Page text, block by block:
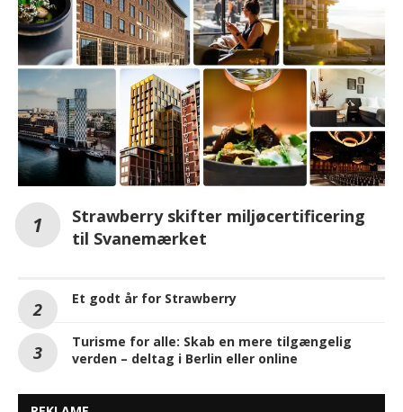
Strawberry skifter miljøcertificering
til Svanemærket
Et godt år for Strawberry
Turisme for alle: Skab en mere tilgængelig
verden – deltag i Berlin eller online